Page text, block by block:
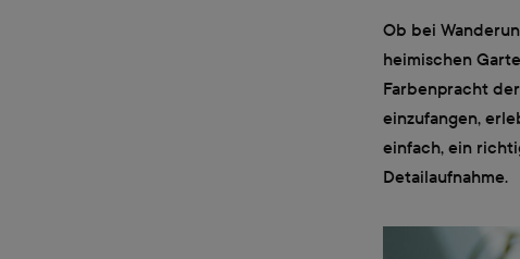
Ob bei
heimischen
Farbenpracht
einzufangen,
einfach, ein
Detailaufnahme.